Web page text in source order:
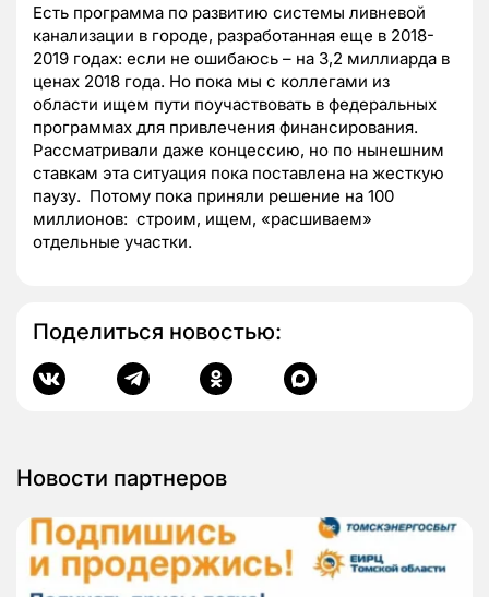
Есть программа по развитию системы ливневой
канализации в городе, разработанная еще в 2018-
2019 годах: если не ошибаюсь – на 3,2 миллиарда в
ценах 2018 года. Но пока мы с коллегами из
области ищем пути поучаствовать в федеральных
программах для привлечения финансирования.
Рассматривали даже концессию, но по нынешним
ставкам эта ситуация пока поставлена на жесткую
паузу. Потому пока приняли решение на 100
миллионов: строим, ищем, «расшиваем»
отдельные участки.
Поделиться новостью:
Новости партнеров